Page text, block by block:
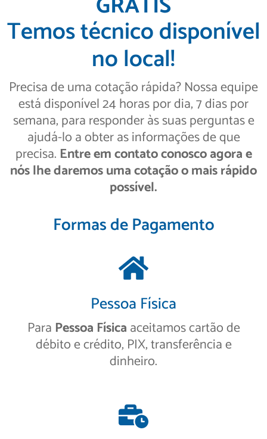
Temos técnico disponível
no local!
Precisa de uma cotação rápida? Nossa equipe
está disponível 24 horas por dia, 7 dias por
semana, para responder às suas perguntas e
ajudá-lo a obter as informações de que
precisa. Entre em contato conosco agora e
nós lhe daremos uma cotação o mais rápido
possível.
Formas de Pagamento
Pessoa Física
Para Pessoa Físicaaceitamos cartão de
débito e crédito, PIX, transferência e
dinheiro.